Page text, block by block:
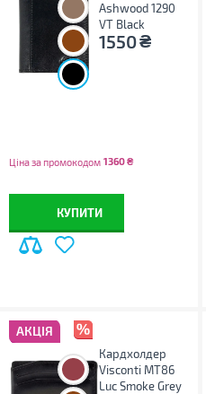
Ashwood 1290
VT Black
1550₴
Ціна за промокодом 1360₴
КУПИТИ
АКЦІЯ
Кардхолдер
Visconti MT86
Luc Smoke Grey